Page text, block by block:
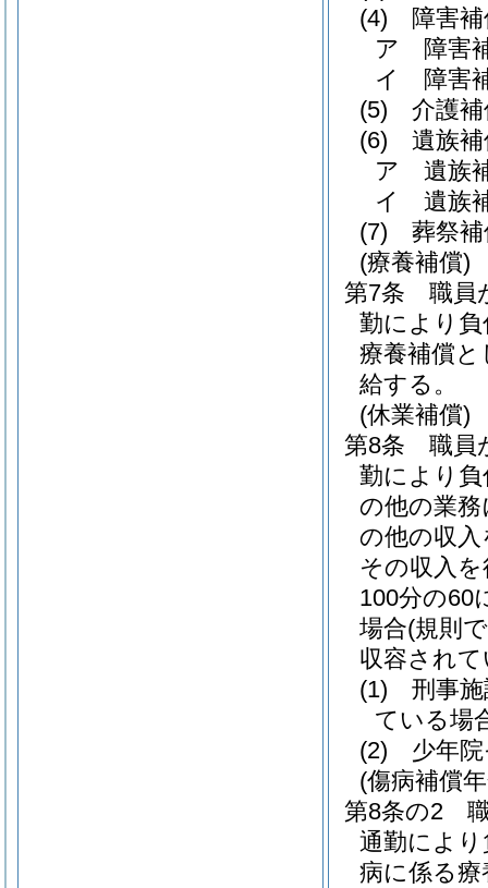
(4)
障害
ア
障害
イ
障害
(5)
介護
(6)
遺族
ア
遺族
イ
遺族
(7)
葬祭
(療養補償)
第7条
職員
勤により
療養補償
給する。
(休業補償)
第8条
職員
勤により
の他の業
の他の収
その収入
100分の60
場合(規則
収容され
(1)
刑事
ている場
(2)
少年
(傷病補償
第8条の2
通勤によ
病に係る